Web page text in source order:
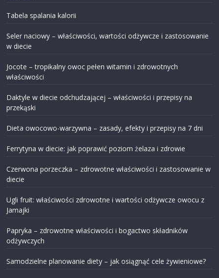
Tabela spalania kalorii
Seler naciowy – właściwości, wartości odżywcze i zastosowanie
w diecie
Jocote – tropikalny owoc pełen witamin i zdrowotnych
właściwości
Daktyle w diecie odchudzającej – właściwości i przepisy na
przekąski
Dieta owocowo-warzywna – zasady, efekty i przepisy na 7 dni
Ferrytyna w diecie: jak poprawić poziom żelaza i zdrowie
Czerwona porzeczka – zdrowotne właściwości i zastosowanie w
diecie
Ugli fruit: właściwości zdrowotne i wartości odżywcze owocu z
Jamajki
Papryka – zdrowotne właściwości i bogactwo składników
odżywczych
Samodzielne planowanie diety – jak osiągnąć cele żywieniowe?